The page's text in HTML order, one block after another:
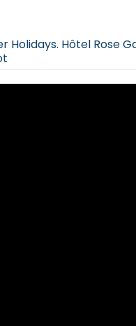
Holidays. Hôtel Rose